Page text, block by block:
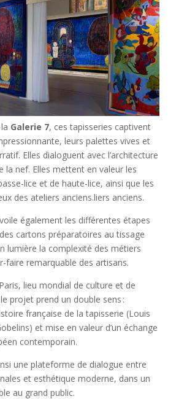
Galerie 7, ces tapisseries captivent
leurs palettes vives et
Elles dialoguent avec l’architecture
la nef. Elles mettent en valeur les
lice et de haute-lice, ainsi que les
des ateliers anciens.liers anciens.
également les différentes étapes
cartons préparatoires au tissage
lumière la complexité des métiers
faire remarquable des artisans.
lieu mondial de culture et de
projet prend un double sens :
française de la tapisserie (Louis
et mise en valeur d’un échange
contemporain.
une plateforme de dialogue entre
et esthétique moderne, dans un
au grand public.